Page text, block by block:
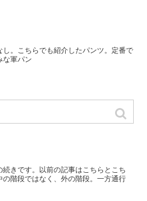
。こちらでも紹介したパンツ。定番で
な軍パン
プルな階段 | 気になる家シリーズ
きです。以前の記事はこちらとこち
階段ではなく、外の階段。一方通行